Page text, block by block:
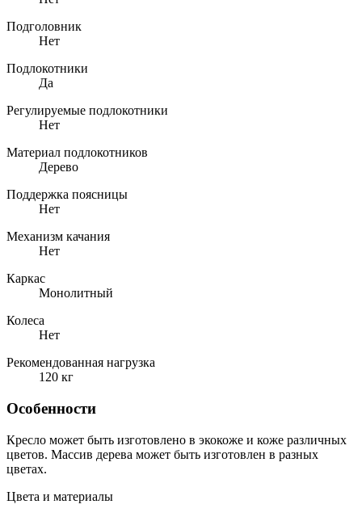
Подголовник
Нет
Подлокотники
Да
Регулируемые подлокотники
Нет
Материал подлокотников
Дерево
Поддержка поясницы
Нет
Механизм качания
Нет
Каркас
Монолитный
Колеса
Нет
Рекомендованная нагрузка
120 кг
Особенности
Кресло может быть изготовлено в экокоже и коже различных
цветов. Массив дерева может быть изготовлен в разных
цветах.
Цвета и материалы